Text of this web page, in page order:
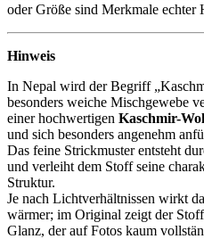
oder Größe sind Merkmale echter
Hinweis
In Nepal wird der Begriff
besonders weiche Mischgewebe
einer hochwertigen Kaschmir-
und sich besonders angenehm
Das feine Strickmuster entsteht
und verleiht dem Stoff seine
Struktur.
Je nach Lichtverhältnissen wirkt
wärmer; im Original zeigt der
Glanz, der auf Fotos kaum